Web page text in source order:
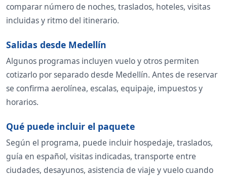
comparar número de noches, traslados, hoteles, visitas
incluidas y ritmo del itinerario.
Salidas desde Medellín
Algunos programas incluyen vuelo y otros permiten
cotizarlo por separado desde Medellín. Antes de reservar
se confirma aerolínea, escalas, equipaje, impuestos y
horarios.
Qué puede incluir el paquete
Según el programa, puede incluir hospedaje, traslados,
guía en español, visitas indicadas, transporte entre
ciudades, desayunos, asistencia de viaje y vuelo cuando